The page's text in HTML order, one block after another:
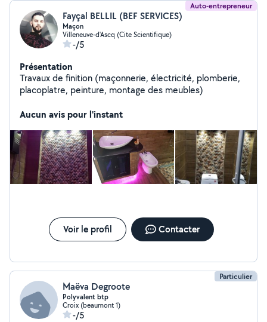
Auto-entrepreneur
Fayçal BELLIL (BEF SERVICES)
Maçon
Villeneuve-d'Ascq (Cite Scientifique)
-/5
Présentation
Travaux de finition (maçonnerie, électricité, plomberie,
placoplatre, peinture, montage des meubles)
Aucun avis pour l'instant
Voir le profil Contacter
Particulier
Maëva Degroote
Polyvalent btp
Croix (beaumont 1)
-/5